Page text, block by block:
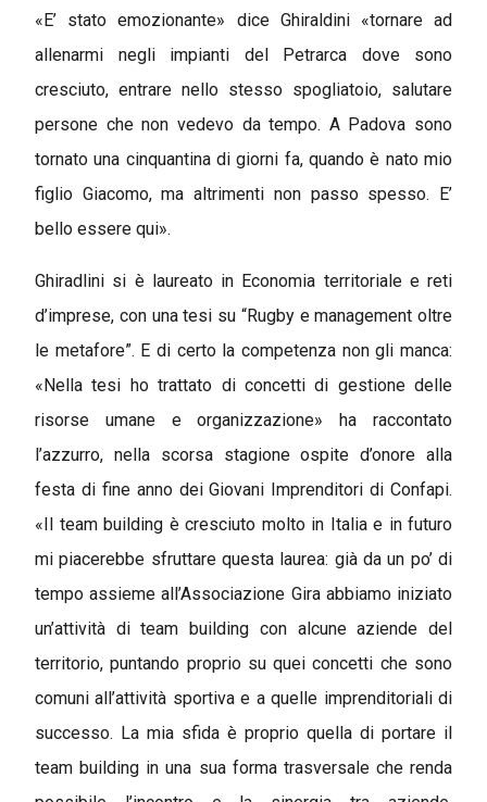
«E’ stato emozionante» dice Ghiraldini «tornare ad
allenarmi negli impianti del Petrarca dove sono
cresciuto, entrare nello stesso spogliatoio, salutare
persone che non vedevo da tempo. A Padova sono
tornato una cinquantina di giorni fa, quando è nato mio
figlio Giacomo, ma altrimenti non passo spesso. E’
bello essere qui».
Ghiradlini si è laureato in Economia territoriale e reti
d’imprese, con una tesi su “Rugby e management oltre
le metafore”. E di certo la competenza non gli manca:
«Nella tesi ho trattato di concetti di gestione delle
risorse umane e organizzazione» ha raccontato
l’azzurro, nella scorsa stagione ospite d’onore alla
festa di fine anno dei Giovani Imprenditori di Confapi.
«Il team building è cresciuto molto in Italia e in futuro
mi piacerebbe sfruttare questa laurea: già da un po’ di
tempo assieme all’Associazione Gira abbiamo iniziato
un’attività di team building con alcune aziende del
territorio, puntando proprio su quei concetti che sono
comuni all’attività sportiva e a quelle imprenditoriali di
successo. La mia sfida è proprio quella di portare il
team building in una sua forma trasversale che renda